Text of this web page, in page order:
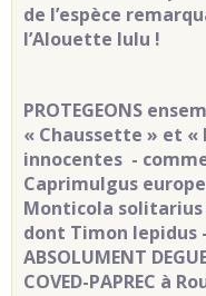
de l’espèce
l’Alouette lulu !
PROTEGEONS
« Chaussette » et «
innocentes -
Caprimulgus
Monticola
dont Timon lepidus
ABSOLUMENT
COVED-PAPREC à